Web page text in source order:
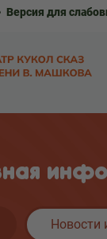
Версия для
Новости